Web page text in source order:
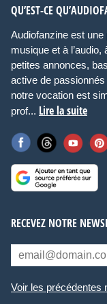
QU’EST-CE
Audiofanzine est une
musique et à
petites annonces,
active de
notre vocation est
prof... Lire la suite
RECEVEZ NOTRE
Voir les précédentes